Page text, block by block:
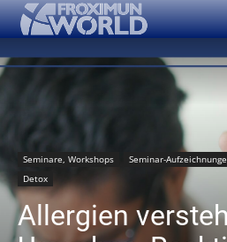
Seminare, Workshops Seminar-
Detox
Allergien